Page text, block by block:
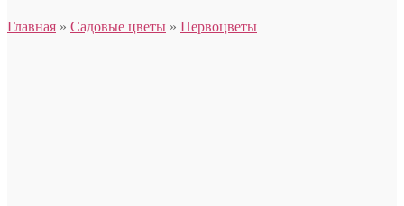
Главная » Садовые цветы » Первоцветы